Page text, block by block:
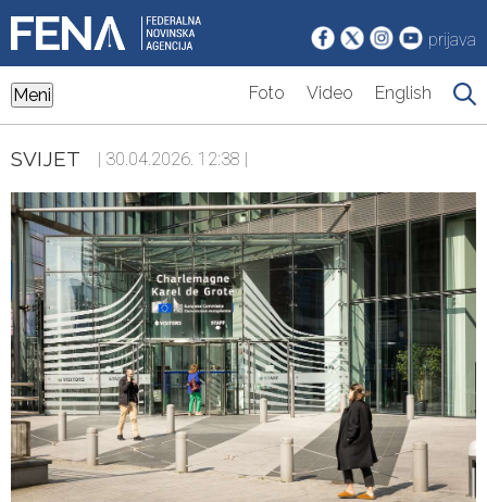
prijava
Meni Foto Video English
SVIJET | 30.04.2026. 12:38 |